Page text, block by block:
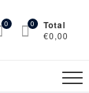
0 Total
€0,00
0